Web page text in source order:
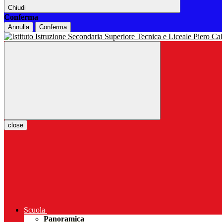
Chiudi
Conferma
Annulla Conferma
close
Scuola
Panoramica